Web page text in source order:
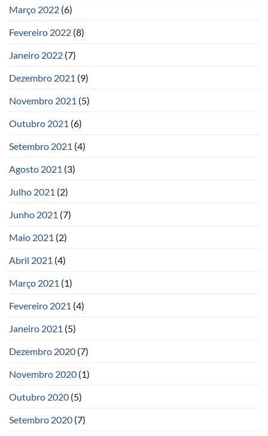
Março 2022 (6)
Fevereiro 2022 (8)
Janeiro 2022 (7)
Dezembro 2021 (9)
Novembro 2021 (5)
Outubro 2021 (6)
Setembro 2021 (4)
Agosto 2021 (3)
Julho 2021 (2)
Junho 2021 (7)
Maio 2021 (2)
Abril 2021 (4)
Março 2021 (1)
Fevereiro 2021 (4)
Janeiro 2021 (5)
Dezembro 2020 (7)
Novembro 2020 (1)
Outubro 2020 (5)
Setembro 2020 (7)